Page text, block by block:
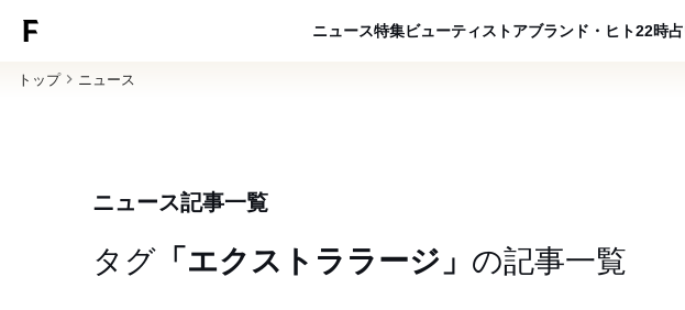
ニュース特集ビューティ ストアブランド・ヒト22時
トップ ニュース
ニュース記事一覧
タグ 「エクストララージ」 の記事一覧